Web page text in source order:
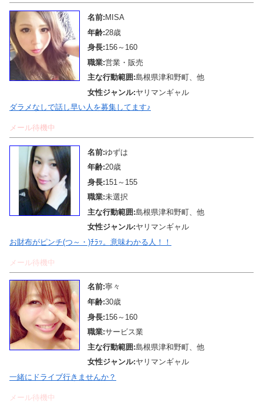
名前: MISA
年齢:28歳
身長:156～160
職業:営業・販売
主な行動範囲:島根県津和野町、他
女性ジャンル:ヤリマンギャル
ダラメなしで話し早い人を募集してます♪
メール待機中
名前:ゆずは
年齢:20歳
身長:151～155
職業:未選択
主な行動範囲:島根県津和野町、他
女性ジャンル:ヤリマンギャル
お財布がピンチ(つ～・)ﾁﾗｯ。意味わかる人！！
メール待機中
名前:寧々
年齢:30歳
身長:156～160
職業:サービス業
主な行動範囲:島根県津和野町、他
女性ジャンル:ヤリマンギャル
一緒にドライブ行きませんか？
メール待機中